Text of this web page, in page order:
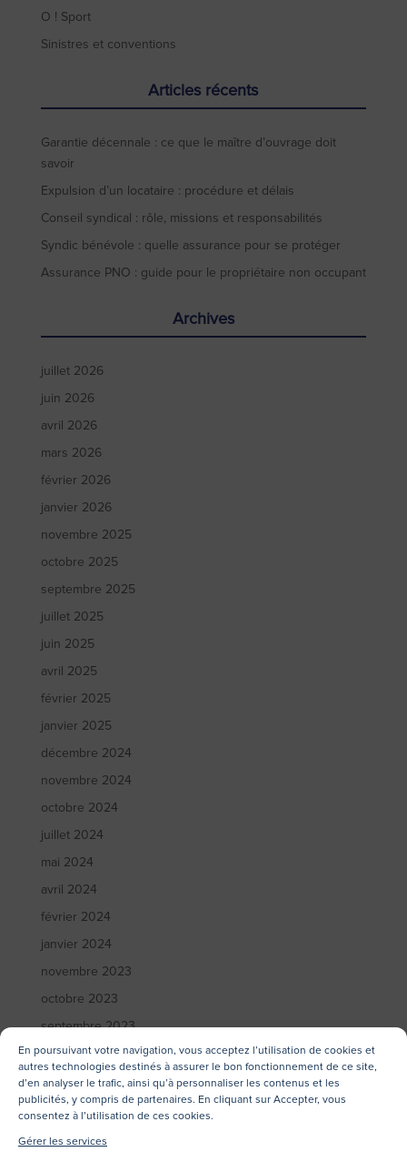
En poursuivant votre navigation, vous acceptez l’utilisation de cookies et
autres technologies destinés à assurer le bon fonctionnement de ce site,
d’en analyser le trafic, ainsi qu’à personnaliser les contenus et les
publicités, y compris de partenaires. En cliquant sur Accepter, vous
consentez à l’utilisation de ces cookies.
Gérer les services
O ! Sport
Sinistres et conventions
Articles récents
Garantie décennale : ce que le maître d’ouvrage doit
savoir
Expulsion d’un locataire : procédure et délais
Conseil syndical : rôle, missions et responsabilités
Syndic bénévole : quelle assurance pour se protéger
Assurance PNO : guide pour le propriétaire non occupant
Archives
juillet 2026
juin 2026
avril 2026
mars 2026
février 2026
janvier 2026
novembre 2025
octobre 2025
septembre 2025
juillet 2025
juin 2025
avril 2025
février 2025
janvier 2025
décembre 2024
novembre 2024
octobre 2024
juillet 2024
mai 2024
avril 2024
février 2024
janvier 2024
novembre 2023
octobre 2023
septembre 2023
juin 2023
mai 2023
avril 2023
mars 2023